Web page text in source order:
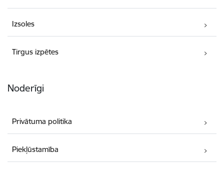
Izsoles
Tirgus izpētes
Noderīgi
Privātuma politika
Piekļūstamība